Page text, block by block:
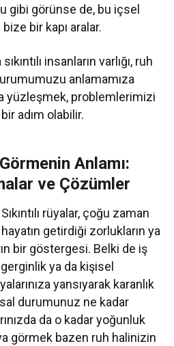
gibi görünse de, bu içsel
bir kapı aralar.
insanların varlığı, ruh
anlamamıza
yüzleşmek, problemlerimizi
adım olabilir.
Anlamı:
ve Çözümler
Sıkıntılı rüyalar, çoğu zaman
getirdiği zorlukların ya
bir göstergesi. Belki de iş
ya da kişisel
yansıyarak karanlık
durumunuz ne kadar
da o kadar yoğunluk
görmek bazen ruh halinizin